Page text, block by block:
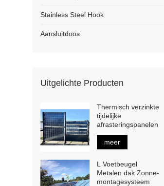
Stainless Steel Hook
Aansluitdoos
Uitgelichte Producten
Thermisch verzinkte
tijdelijke
afrasteringspanelen
meer
L Voetbeugel
Metalen dak Zonne-
montagesysteem